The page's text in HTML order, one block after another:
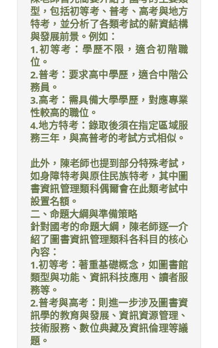
型，包括初等考、普考、高考與地方
特考，並分析了各類考試的薪資結構
與發展前景。例如：
1.初等考：學歷不限，適合初階職
位。
2.普考：要求高中學歷，適合中階公
務員。
3.高考：需具備大學學歷，對應專業
性較高的職位。
4.地方特考：錄取後須在指定區域服
務三年，與高普考的考試方式相似。
此外，陳老師也提到部分特殊考試，
如身障特考與原住民族特考，其中圖
書資訊管理類科偶爾會在此類考試中
設置名額。
二、命題大綱與準備策略
針對國考的命題大綱，陳老師逐一介
紹了圖書資訊管理類科各科目的核心
內容：
1.初等考：著重基礎概念，如圖書館
類型與功能、資訊科技應用、讀者服
務等。
2.普考與高考：則進一步涉及圖書資
訊學的教育與發展、資訊資源管理、
技術服務、數位典藏及資訊倫理等議
題。